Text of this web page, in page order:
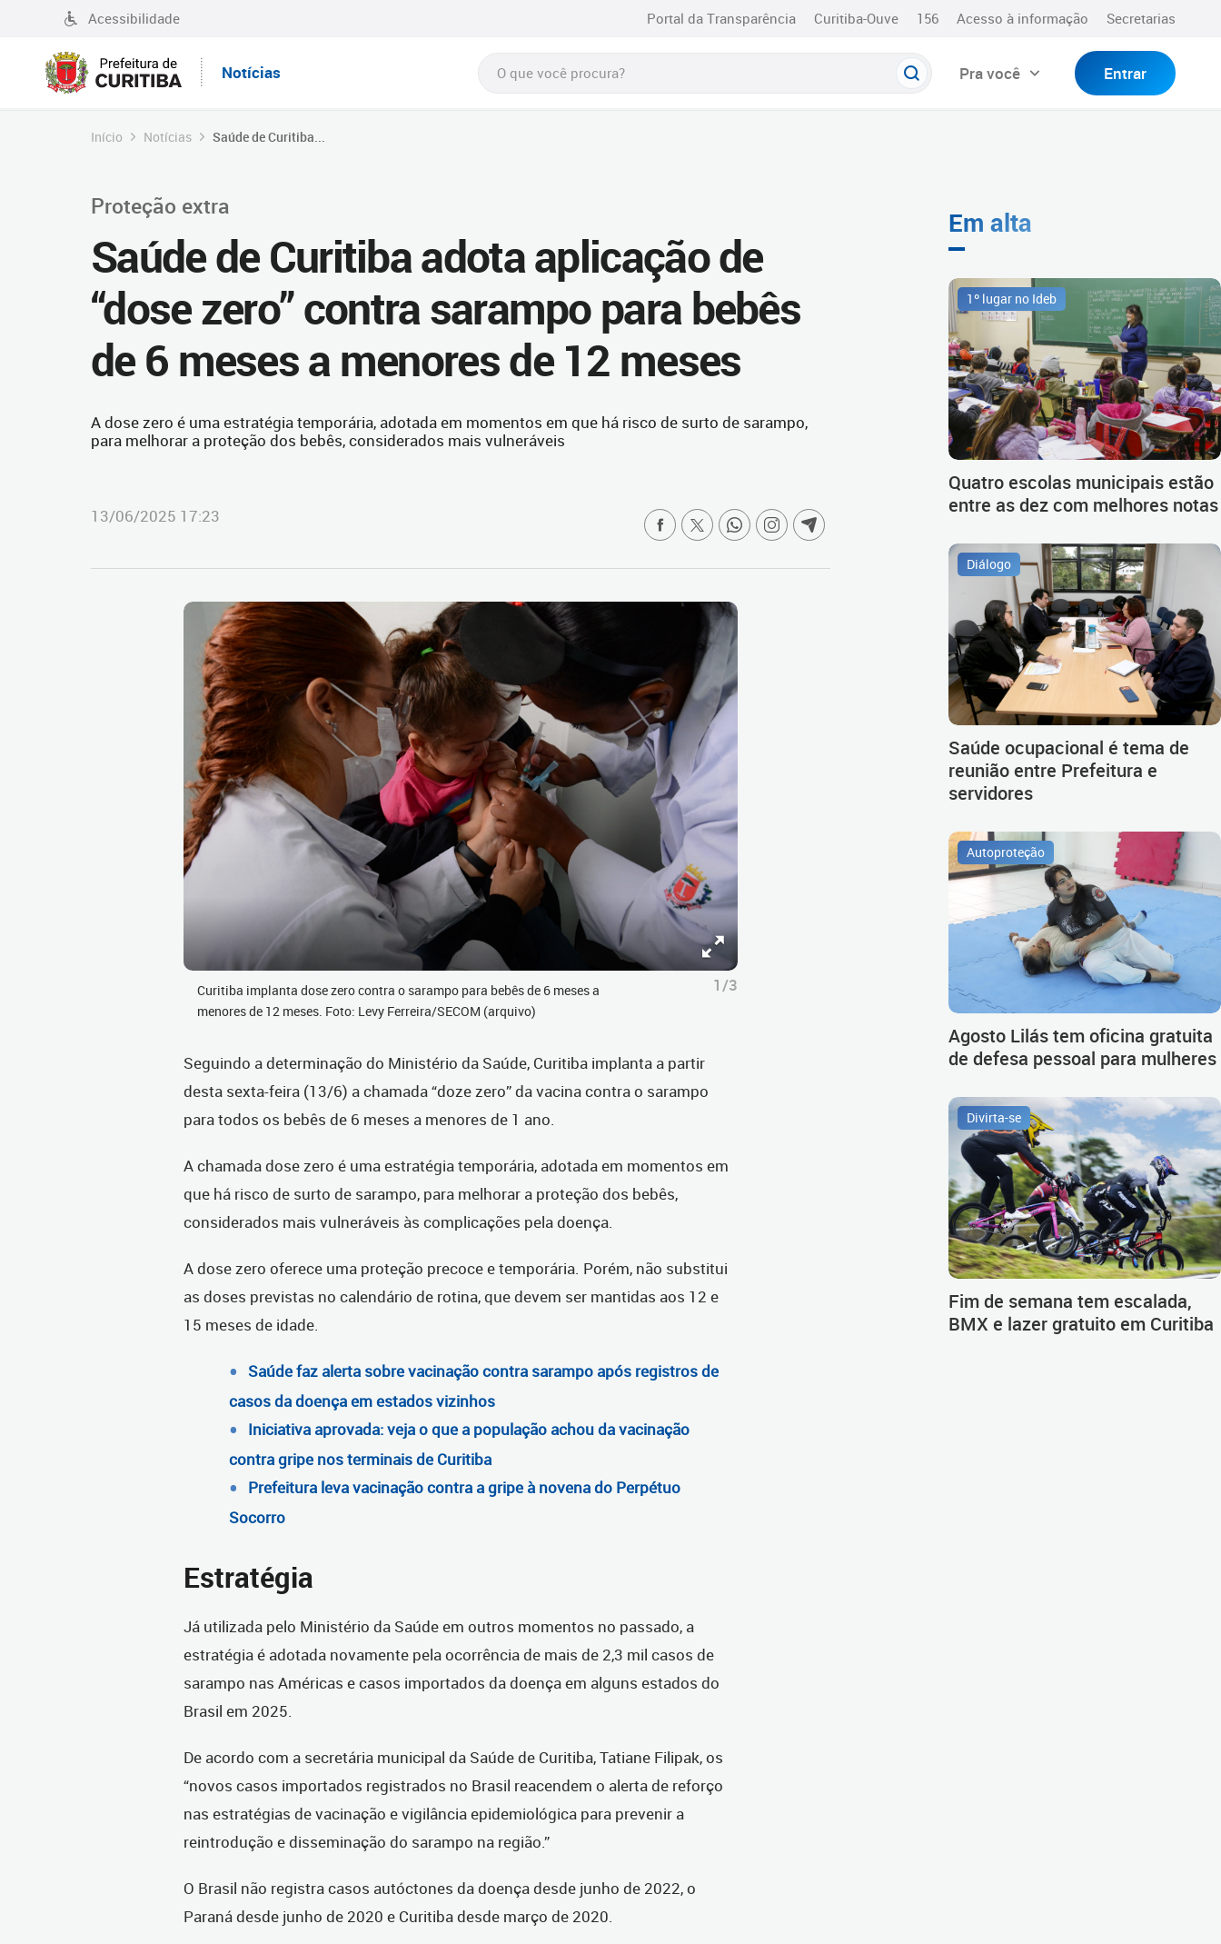
Acessibilidade Portal da Transparência Curitiba-Ouve 156 Acesso à informação Secretarias
Notícias Pra você Entrar
Início Notícias Saúde de Curitiba...
Proteção extra
Saúde de Curitiba adota aplicação de
“dose zero” contra sarampo para bebês
de 6 meses a menores de 12 meses
A dose zero é uma estratégia temporária, adotada em momentos em que há risco de surto de sarampo,
para melhorar a proteção dos bebês, considerados mais vulneráveis
13/06/2025 17:23
Curitiba implanta dose zero contra o sarampo para bebês de 6 meses a
menores de 12 meses. Foto: Levy Ferreira/SECOM (arquivo)
1/3
Seguindo a determinação do Ministério da Saúde, Curitiba implanta a partir
desta sexta-feira (13/6) a chamada “doze zero” da vacina contra o sarampo
para todos os bebês de 6 meses a menores de 1 ano.
A chamada dose zero é uma estratégia temporária, adotada em momentos em
que há risco de surto de sarampo, para melhorar a proteção dos bebês,
considerados mais vulneráveis às complicações pela doença.
A dose zero oferece uma proteção precoce e temporária. Porém, não substitui
as doses previstas no calendário de rotina, que devem ser mantidas aos 12 e
15 meses de idade.
Saúde faz alerta sobre vacinação contra sarampo após registros de
casos da doença em estados vizinhos
Iniciativa aprovada: veja o que a população achou da vacinação
contra gripe nos terminais de Curitiba
Prefeitura leva vacinação contra a gripe à novena do Perpétuo
Socorro
Estratégia
Já utilizada pelo Ministério da Saúde em outros momentos no passado, a
estratégia é adotada novamente pela ocorrência de mais de 2,3 mil casos de
sarampo nas Américas e casos importados da doença em alguns estados do
Brasil em 2025.
De acordo com a secretária municipal da Saúde de Curitiba, Tatiane Filipak, os
“novos casos importados registrados no Brasil reacendem o alerta de reforço
nas estratégias de vacinação e vigilância epidemiológica para prevenir a
reintrodução e disseminação do sarampo na região.”
O Brasil não registra casos autóctones da doença desde junho de 2022, o
Paraná desde junho de 2020 e Curitiba desde março de 2020.
Em alta
1º lugar no Ideb
Quatro escolas municipais estão
entre as dez com melhores notas
Diálogo
Saúde ocupacional é tema de
reunião entre Prefeitura e
servidores
Autoproteção
Agosto Lilás tem oficina gratuita
de defesa pessoal para mulheres
Divirta-se
Fim de semana tem escalada,
BMX e lazer gratuito em Curitiba